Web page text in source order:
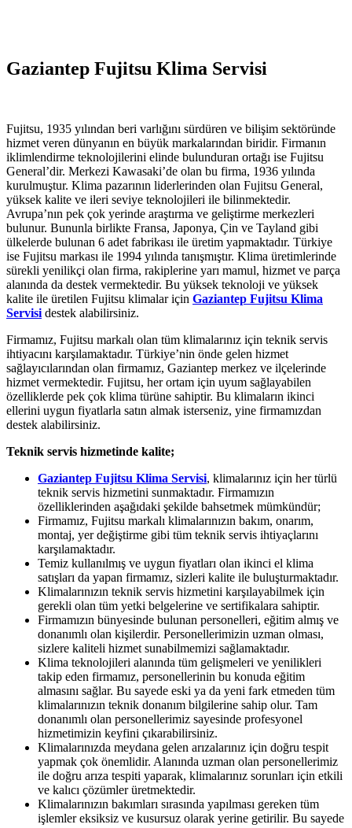
Gaziantep Fujitsu Klima Servisi
Fujitsu, 1935 yılından beri varlığını sürdüren ve bilişim sektöründe
hizmet veren dünyanın en büyük markalarından biridir. Firmanın
iklimlendirme teknolojilerini elinde bulunduran ortağı ise Fujitsu
General’dir. Merkezi Kawasaki’de olan bu firma, 1936 yılında
kurulmuştur. Klima pazarının liderlerinden olan Fujitsu General,
yüksek kalite ve ileri seviye teknolojileri ile bilinmektedir.
Avrupa’nın pek çok yerinde araştırma ve geliştirme merkezleri
bulunur. Bununla birlikte Fransa, Japonya, Çin ve Tayland gibi
ülkelerde bulunan 6 adet fabrikası ile üretim yapmaktadır. Türkiye
ise Fujitsu markası ile 1994 yılında tanışmıştır. Klima üretimlerinde
sürekli yenilikçi olan firma, rakiplerine yarı mamul, hizmet ve parça
alanında da destek vermektedir. Bu yüksek teknoloji ve yüksek
kalite ile üretilen Fujitsu klimalar için Gaziantep Fujitsu Klima
Servisi destek alabilirsiniz.
Firmamız, Fujitsu markalı olan tüm klimalarınız için teknik servis
ihtiyacını karşılamaktadır. Türkiye’nin önde gelen hizmet
sağlayıcılarından olan firmamız, Gaziantep merkez ve ilçelerinde
hizmet vermektedir. Fujitsu, her ortam için uyum sağlayabilen
özelliklerde pek çok klima türüne sahiptir. Bu klimaların ikinci
ellerini uygun fiyatlarla satın almak isterseniz, yine firmamızdan
destek alabilirsiniz.
Teknik servis hizmetinde kalite;
Gaziantep Fujitsu Klima Servisi, klimalarınız için her türlü
teknik servis hizmetini sunmaktadır. Firmamızın
özelliklerinden aşağıdaki şekilde bahsetmek mümkündür;
Firmamız, Fujitsu markalı klimalarınızın bakım, onarım,
montaj, yer değiştirme gibi tüm teknik servis ihtiyaçlarını
karşılamaktadır.
Temiz kullanılmış ve uygun fiyatları olan ikinci el klima
satışları da yapan firmamız, sizleri kalite ile buluşturmaktadır.
Klimalarınızın teknik servis hizmetini karşılayabilmek için
gerekli olan tüm yetki belgelerine ve sertifikalara sahiptir.
Firmamızın bünyesinde bulunan personelleri, eğitim almış ve
donanımlı olan kişilerdir. Personellerimizin uzman olması,
sizlere kaliteli hizmet sunabilmemizi sağlamaktadır.
Klima teknolojileri alanında tüm gelişmeleri ve yenilikleri
takip eden firmamız, personellerinin bu konuda eğitim
almasını sağlar. Bu sayede eski ya da yeni fark etmeden tüm
klimalarınızın teknik donanım bilgilerine sahip olur. Tam
donanımlı olan personellerimiz sayesinde profesyonel
hizmetimizin keyfini çıkarabilirsiniz.
Klimalarınızda meydana gelen arızalarınız için doğru tespit
yapmak çok önemlidir. Alanında uzman olan personellerimiz
ile doğru arıza tespiti yaparak, klimalarınız sorunları için etkili
ve kalıcı çözümler üretmektedir.
Klimalarınızın bakımları sırasında yapılması gereken tüm
işlemler eksiksiz ve kusursuz olarak yerine getirilir. Bu sayede